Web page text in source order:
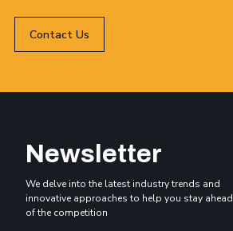
Contact Us
Newsletter
We delve into the latest industry trends and
innovative approaches to help you stay ahead
of the competition